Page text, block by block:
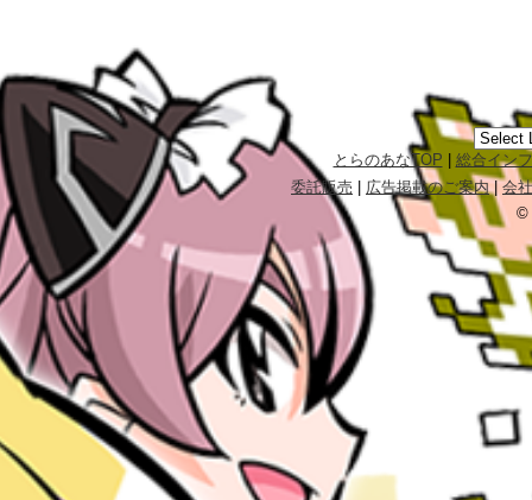
とらのあなTOP
総合イン
委託販売
広告掲載のご案内|会
©